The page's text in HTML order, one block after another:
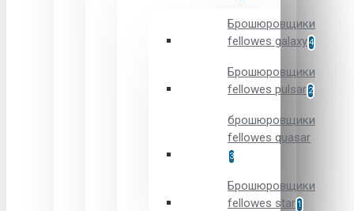
Брошюровщики
fellowes galaxy4
Брошюровщики
fellowes pulsar 2
брошюровщики
fellowes quasar
3
Брошюровщики
fellowes star 1